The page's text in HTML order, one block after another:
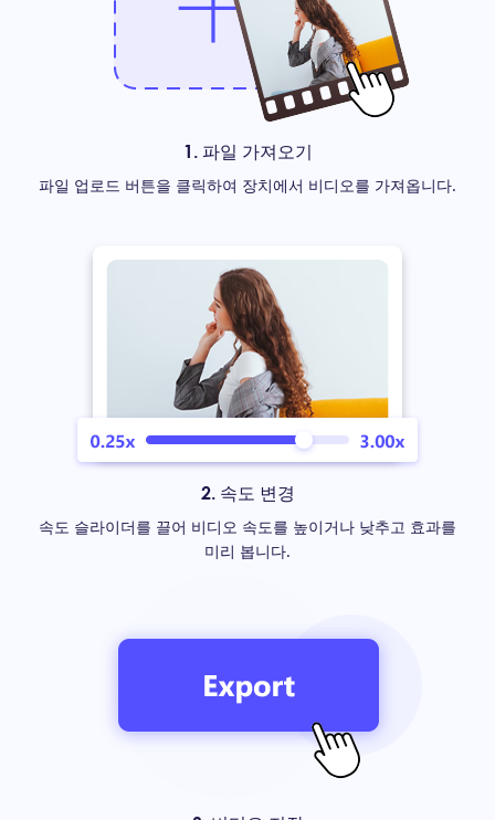
1. 파일 가져오기
파일 업로드 버튼을 클릭하여 장치에서 비디오를 가져옵니다.
2. 속도 변경
속도 슬라이더를 끌어 비디오 속도를 높이거나 낮추고 효과를
미리 봅니다.